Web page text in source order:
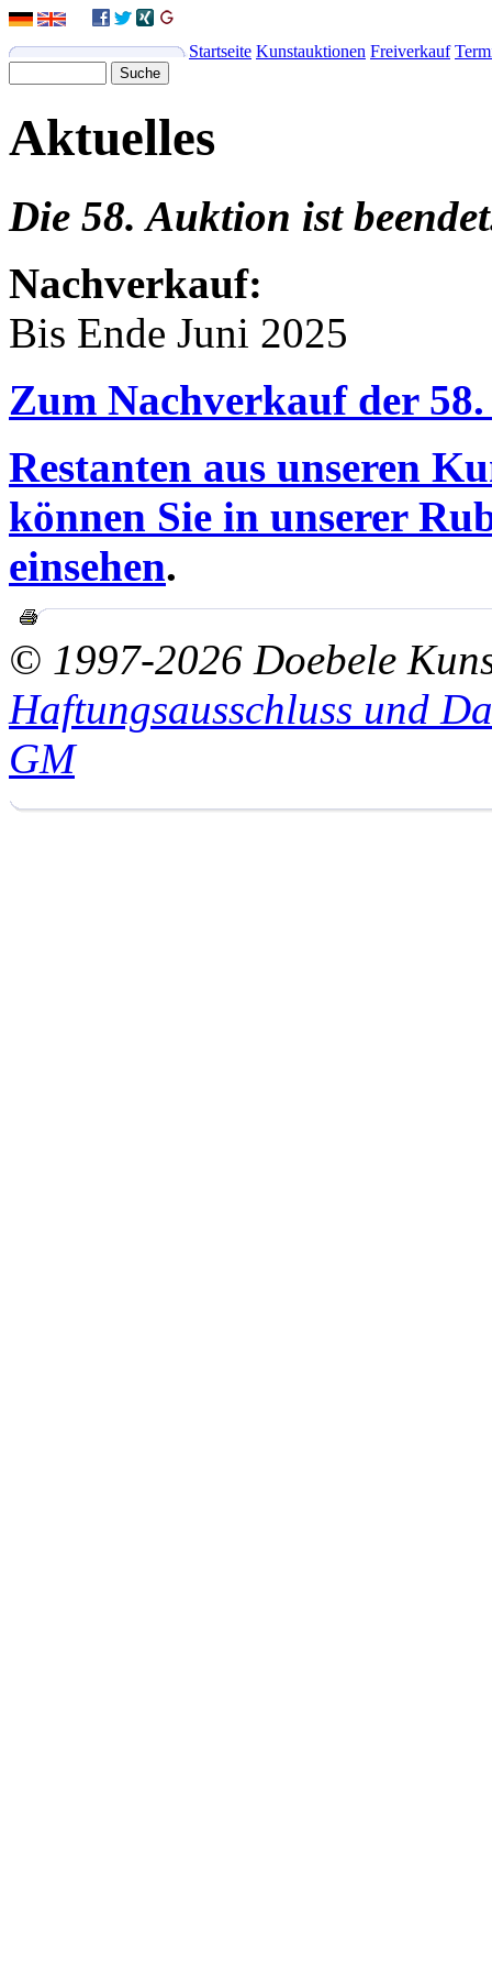
Startseite Kunstauktionen Freiverkauf
Aktuelles
Die 58. Auktion ist
Nachverkauf:
Bis Ende Juni 2025
Zum Nachverkauf der
Restanten aus unseren
können Sie in unserer
einsehen.
© 1997-2026 Doebele
Haftungsausschluss und
GM